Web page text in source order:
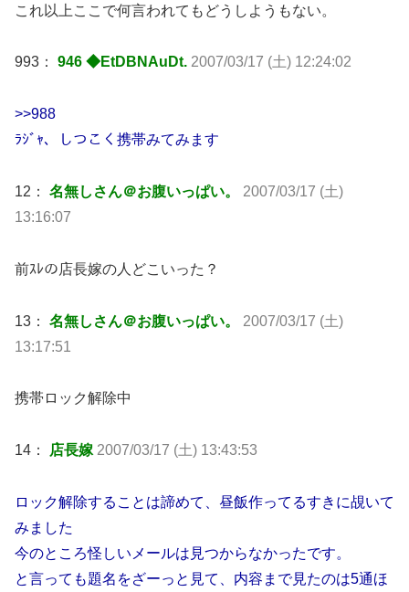
これ以上ここで何言われてもどうしようもない。
993： 946 ◆EtDBNAuDt. 2007/03/17 (土) 12:24:02
>>988
ﾗｼﾞｬ、しつこく携帯みてみます
12： 名無しさん＠お腹いっぱい。 2007/03/17 (土)
13:16:07
前ｽﾚの店長嫁の人どこいった？
13： 名無しさん＠お腹いっぱい。 2007/03/17 (土)
13:17:51
携帯ロック解除中
14： 店長嫁 2007/03/17 (土) 13:43:53
ロック解除することは諦めて、昼飯作ってるすきに覘いて
みました
今のところ怪しいメールは見つからなかったです。
と言っても題名をざーっと見て、内容まで見たのは5通ほ